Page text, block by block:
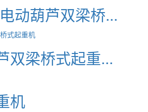
动葫芦双梁桥...
双梁桥式起重...
机